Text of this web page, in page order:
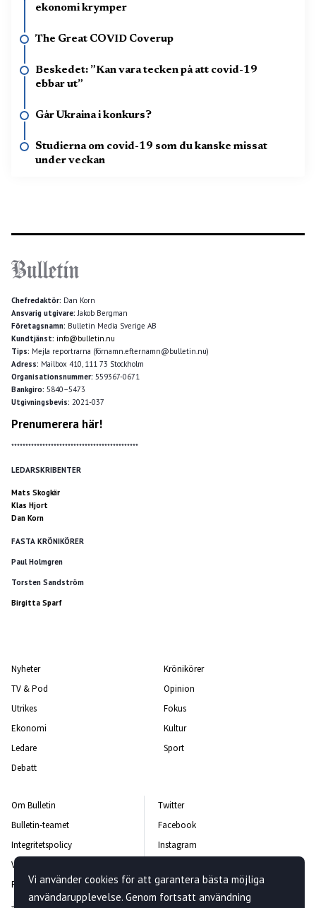
ekonomi krymper
The Great COVID Coverup
Beskedet: ”Kan vara tecken på att covid-19
ebbar ut”
Går Ukraina i konkurs?
Studierna om covid-19 som du kanske missat
under veckan
Chefredaktör: Dan Korn
Ansvarig utgivare: Jakob Bergman
Företagsnamn: Bulletin Media Sverige AB
Kundtjänst: info@bulletin.nu
Tips: Mejla reportrarna (förnamn.efternamn@bulletin.nu)
Adress: Mailbox 410, 111 73 Stockholm
Organisationsnummer: 559367-0671
Bankgiro: 5840–5473
Utgivningsbevis: 2021-037
Prenumerera här!
*********************************************
LEDARSKRIBENTER
Mats Skogkär
Klas Hjort
Dan Korn
FASTA KRÖNIKÖRER
Paul Holmgren
Torsten Sandström
Birgitta Sparf
Nyheter
TV & Pod
Utrikes
Ekonomi
Ledare
Debatt
Krönikörer
Opinion
Fokus
Kultur
Sport
Om Bulletin
Bulletin-teamet
Integritetspolicy
Vanliga frågor och svar
Rättelsepolicy
Jobba hos oss
Twitter
Facebook
Instagram
Nyhetsbrev
Vi använder cookies för att garantera bästa möjliga
användarupplevelse. Genom fortsatt användning